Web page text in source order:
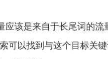
该是来自于长尾词的
可以找到与这个目标关